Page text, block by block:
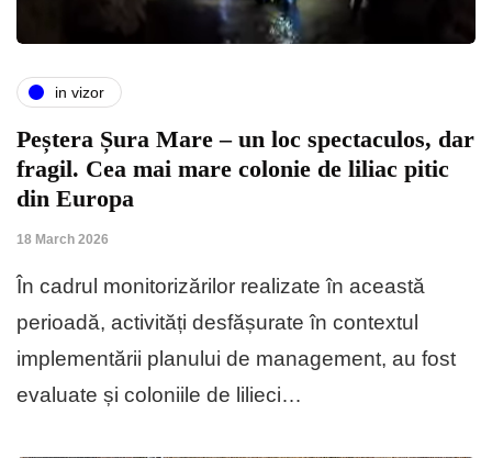
in vizor
Peștera Șura Mare – un loc spectaculos, dar
fragil. Cea mai mare colonie de liliac pitic
din Europa
18 March 2026
În cadrul monitorizărilor realizate în această
perioadă, activități desfășurate în contextul
implementării planului de management, au fost
evaluate și coloniile de lilieci…